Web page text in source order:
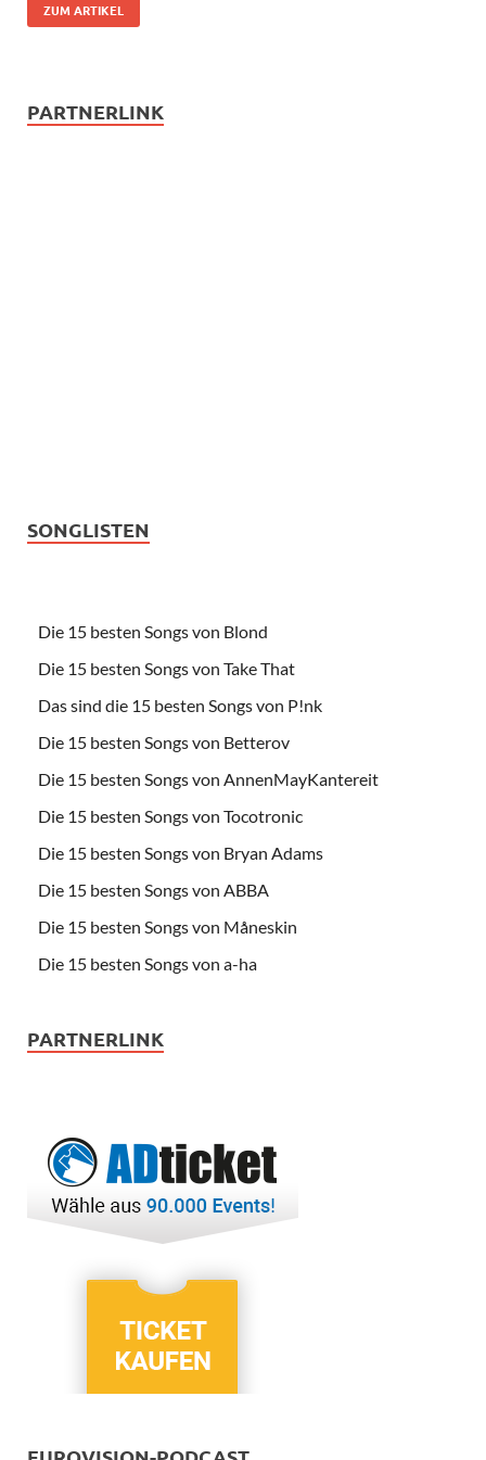
ZUM ARTIKEL
PARTNERLINK
SONGLISTEN
Die 15 besten Songs von Blond
Die 15 besten Songs von Take That
Das sind die 15 besten Songs von P!nk
Die 15 besten Songs von Betterov
Die 15 besten Songs von AnnenMayKantereit
Die 15 besten Songs von Tocotronic
Die 15 besten Songs von Bryan Adams
Die 15 besten Songs von ABBA
Die 15 besten Songs von Måneskin
Die 15 besten Songs von a-ha
PARTNERLINK